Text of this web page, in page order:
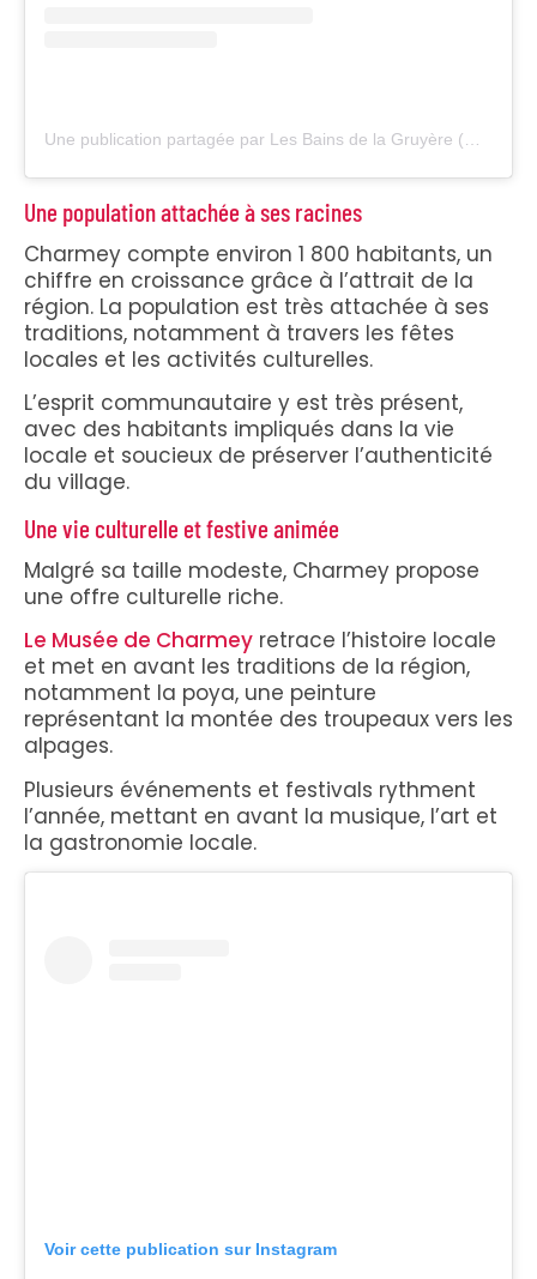
Une publication partagée par Les Bains de la Gruyère (@bainsdelagruyere)
Une population attachée à ses racines
Charmey compte environ 1 800 habitants, un
chiffre en croissance grâce à l’attrait de la
région. La population est très attachée à ses
traditions, notamment à travers les fêtes
locales et les activités culturelles.
L’esprit communautaire y est très présent,
avec des habitants impliqués dans la vie
locale et soucieux de préserver l’authenticité
du village.
Une vie culturelle et festive animée
Malgré sa taille modeste, Charmey propose
une offre culturelle riche.
Le Musée de Charmey retrace l’histoire locale
et met en avant les traditions de la région,
notamment la poya, une peinture
représentant la montée des troupeaux vers les
alpages.
Plusieurs événements et festivals rythment
l’année, mettant en avant la musique, l’art et
la gastronomie locale.
Voir cette publication sur Instagram